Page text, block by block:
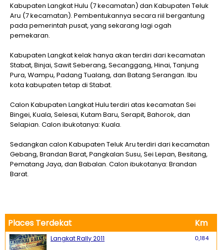
Kabupaten Langkat Hulu (7 kecamatan) dan Kabupaten Teluk
Aru (7 kecamatan). Pembentukannya secara riil bergantung
pada pemerintah pusat, yang sekarang lagi ogah
pemekaran.
Kabupaten Langkat kelak hanya akan terdiri dari kecamatan
Stabat, Binjai, Sawit Seberang, Secanggang, Hinai, Tanjung
Pura, Wampu, Padang Tualang, dan Batang Serangan. Ibu
kota kabupaten tetap di Stabat.
Calon Kabupaten Langkat Hulu terdiri atas kecamatan Sei
Bingei, Kuala, Selesai, Kutam Baru, Serapit, Bahorok, dan
Selapian. Calon ibukotanya: Kuala.
Sedangkan calon Kabupaten Teluk Aru terdiri dari kecamatan
Gebang, Brandan Barat, Pangkalan Susu, Sei Lepan, Besitang,
Pematang Jaya, dan Babalan. Calon ibukotanya: Brandan
Barat.
Places Terdekat Km
Langkat Rally 2011 0,184